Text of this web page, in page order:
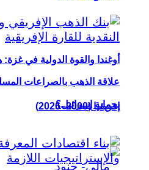
أوغندا والقوة الدولية في
بحماية إسرائيل؟
علاقة الذهب بالصراعات
إفريقيا (2000–2026)